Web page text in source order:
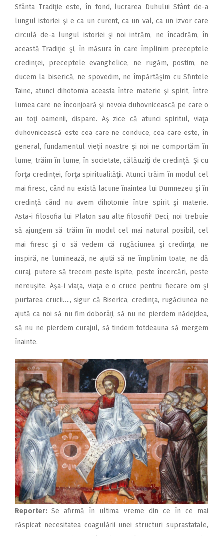
Sfânta Tradiţie este, în fond, lucrarea Duhului Sfânt de-a
lungul istoriei şi e ca un curent, ca un val, ca un izvor care
circulă de-a lungul istoriei şi noi intrăm, ne încadrăm, în
această Tradiţie şi, în măsura în care împlinim preceptele
credinţei, preceptele evanghelice, ne rugăm, postim, ne
ducem la biserică, ne spovedim, ne împărtăşim cu Sfintele
Taine, atunci dihotomia aceasta între materie şi spirit, între
lumea care ne înconjoară şi nevoia duhovnicească pe care o
au toţi oamenii, dispare. Aş zice că atunci spiritul, viaţa
duhovnicească este cea care ne conduce, cea care este, în
general, fundamentul vieţii noastre şi noi ne comportăm în
lume, trăim în lume, în societate, călăuziţi de credinţă. Şi cu
forţa credinţei, forţa spiritualităţii. Atunci trăim în modul cel
mai firesc, când nu există lacune înaintea lui Dumnezeu şi în
credinţă când nu avem dihotomie între spirit şi materie.
Asta-i filosofia lui Platon sau alte filosofii! Deci, noi trebuie
să ajungem să trăim în modul cel mai natural posibil, cel
mai firesc şi o să vedem că rugăciunea şi credinţa, ne
inspiră, ne luminează, ne ajută să ne împlinim toate, ne dă
curaj, putere să trecem peste ispite, peste încercări, peste
nereuşite. Aşa-i viaţa, viaţa e o cruce pentru fiecare om şi
purtarea crucii…., sigur că Biserica, credinţa, rugăciunea ne
ajută ca noi să nu fim doborâţi, să nu ne pierdem nădejdea,
să nu ne pierdem curajul, să tindem totdeauna să mergem
înainte.
Reporter:Se afirmă în ultima vreme din ce în ce mai
răspicat necesitatea coagulării unei structuri suprastatale,